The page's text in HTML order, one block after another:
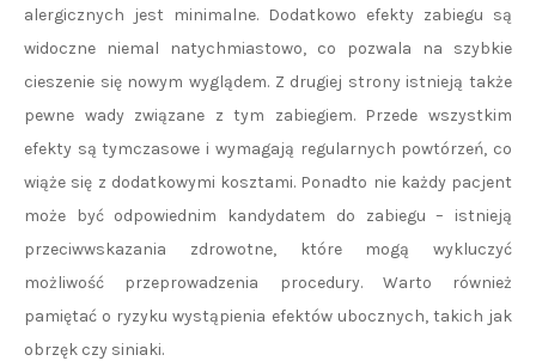
alergicznych jest minimalne. Dodatkowo efekty zabiegu są
widoczne niemal natychmiastowo, co pozwala na szybkie
cieszenie się nowym wyglądem. Z drugiej strony istnieją także
pewne wady związane z tym zabiegiem. Przede wszystkim
efekty są tymczasowe i wymagają regularnych powtórzeń, co
wiąże się z dodatkowymi kosztami. Ponadto nie każdy pacjent
może być odpowiednim kandydatem do zabiegu – istnieją
przeciwwskazania zdrowotne, które mogą wykluczyć
możliwość przeprowadzenia procedury. Warto również
pamiętać o ryzyku wystąpienia efektów ubocznych, takich jak
obrzęk czy siniaki.